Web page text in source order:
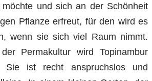
und sich an der Schönheit
Pflanze erfreut, für den wird es
wenn sie sich viel Raum nimmt.
Permakultur wird Topinambur
Sie ist recht anspruchslos und